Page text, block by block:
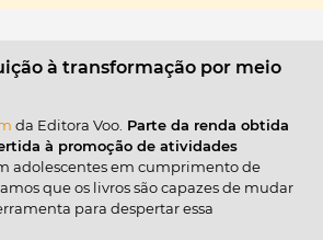
são as atitudes promotoras da
colegas e alunos em atividades que
livros, filmes e outros conteúdos
eme-booknas principais
à transformação por meio
da Editora Voo. Parte da renda obtida
à promoção de atividades
adolescentes em cumprimento de
que os livros são capazes de mudar
para despertar essa